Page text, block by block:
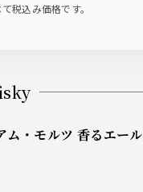
税込み価格です。
アム・モルツ 香るエール